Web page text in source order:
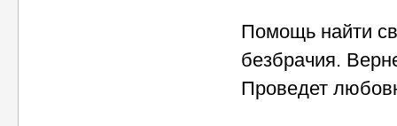
Помощь найти
безбрачия.
Проведет